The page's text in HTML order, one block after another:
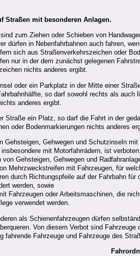
Straßen mit besonderen Anlagen.
zum Ziehen oder Schieben von
dürfen in Nebenfahrbahnen auch fahren,
sich aus Straßenverkehrszeichen oder
nur in der dem zunächst gelegenen
nichts anderes ergibt.
oder ein Parkplatz in der Mitte einer
so darf sowohl rechts als
anderes ergibt.
Straße ein Platz, so darf die Fahrt in der
oder Bodenmarkierungen nichts anderes
Gehsteigen, Gehwegen und Schutzinseln
insbesondere mit Motorfahrrädern, ist
von Gehsteigen, Gehwegen und
Mehrzweckstreifen mit Fahrzeugen, für
durch Richtungspfeile auf der Fahrbahn
werden, sowie
Fahrzeugen oder Arbeitsmaschinen, die
verwendet werden.
als Schienenfahrzeugen dürfen
Von diesem Verbot sind
fahrende Fahrzeuge und Fahrzeuge des